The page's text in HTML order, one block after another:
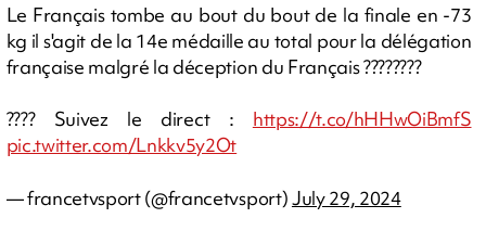
Le Français tombe au bout du bout de la finale en -73
kg il s'agit de la 14e médaille au total pour la délégation
française malgré la déception du Français ????????
???? Suivez le direct : https://t.co/hHHwOiBmfS
pic.twitter.com/Lnkkv5y2Ot
— francetvsport (@francetvsport)July 29, 2024